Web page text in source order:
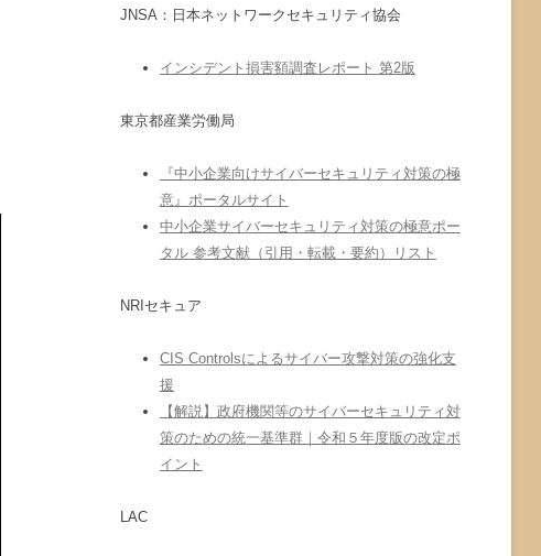
JNSA：日本ネットワークセキュリティ協会
インシデント損害額調査レポート 第2版
東京都産業労働局
『中小企業向けサイバーセキュリティ対策の極
意』ポータルサイト
中小企業サイバーセキュリティ対策の極意ポー
タル 参考文献（引用・転載・要約）リスト
NRIセキュア
CIS Controlsによるサイバー攻撃対策の強化支
援
【解説】政府機関等のサイバーセキュリティ対
策のための統一基準群｜令和５年度版の改定ポ
イント
LAC